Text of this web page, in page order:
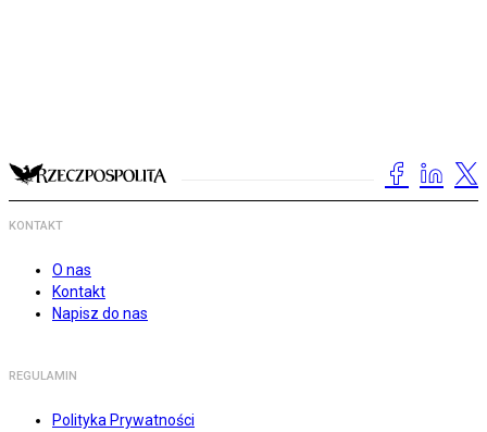
KONTAKT
O nas
Kontakt
Napisz do nas
REGULAMIN
Polityka Prywatności